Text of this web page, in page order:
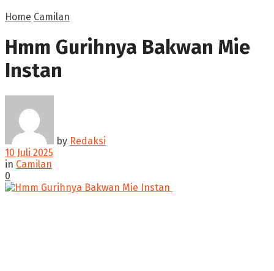
Home Camilan
Hmm Gurihnya Bakwan Mie
Instan
by Redaksi
10 Juli 2025
in Camilan
0